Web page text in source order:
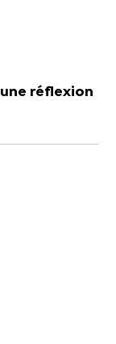
réflexion